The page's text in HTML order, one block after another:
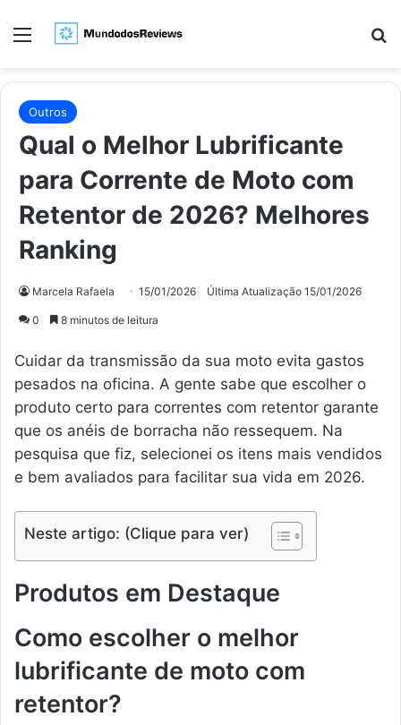
Menu
Outros
Qual o Melhor Lubrificante
para Corrente de Moto com
Retentor de 2026? Melhores
Ranking
Marcela Rafaela 15/01/2026 Última Atualização 15/01/2026
0 8 minutos de leitura
Cuidar da transmissão da sua moto evita gastos
pesados na oficina. A gente sabe que escolher o
produto certo para correntes com retentor garante
que os anéis de borracha não ressequem. Na
pesquisa que fiz, selecionei os itens mais vendidos
e bem avaliados para facilitar sua vida em 2026.
Neste artigo: (Clique para ver)
Produtos em Destaque
Como escolher o melhor
lubrificante de moto com
retentor?